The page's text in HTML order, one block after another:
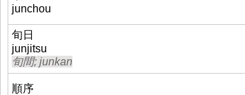
junchou
旬日
junjitsu
旬間; junkan
順序